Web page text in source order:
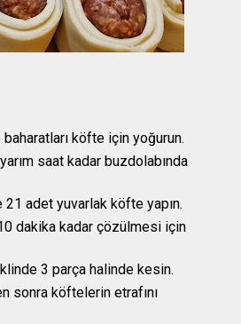
baharatları köfte için yoğurun.
saat kadar buzdolabında
21 adet yuvarlak köfte yapın.
dakika kadar çözülmesi için
3 parça halinde kesin.
sonra köftelerin etrafını